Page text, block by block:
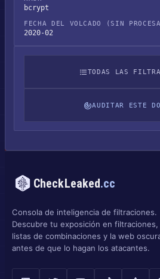
bcrypt
FECHA DEL VOLCADO (SIN
2020-02
TODAS LAS
AUDITAR ESTE
CheckLeaked.cc
Consola de inteligencia de filtraciones.
Descubre tu exposición en filtraciones,
listas de combinaciones y la web
antes de que lo hagan los atacantes.